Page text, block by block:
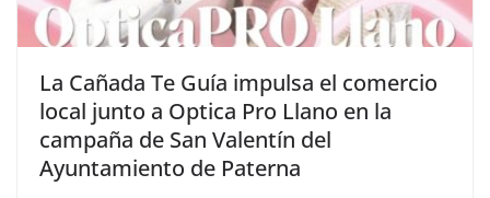
La Cañada Te Guía impulsa el comercio
local junto a Optica Pro Llano en la
campaña de San Valentín del
Ayuntamiento de Paterna